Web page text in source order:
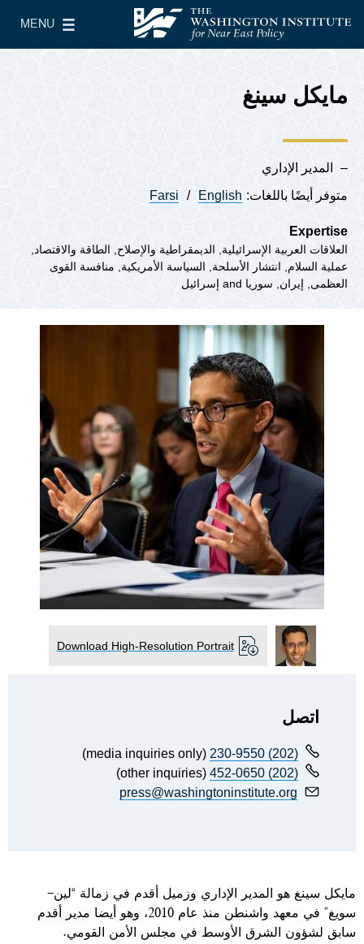
معهد واشنطن لسياسات الشرق الأدنى
MENU
Main Menu
مايكل سينغ
المدير الإداري
متوفر أيضًا باللغات: English
Farsi
Expertise
العلاقات العربية الإسرائيلية الديمقراطية والإصلاح
الطاقة والاقتصاد
عملية السلام
انتشار الأسلحة السياسة الأمريكية
منافسة القوى
العظمى
إيران سوريا إسرائيل
Download High-Resolution Portrait
مايكل سينغ هو المدير الإداري وزميل أقدم في زمالة “لين-
سويغ” في معهد واشنطن منذ عام 2010، وهو أيضا مدير أقدم
سابق لشؤون الشرق الأوسط في مجلس الأمن القومي.
اتصل
(202) 230-9550
(media inquiries only)
(202) 452-0650
(other inquiries)
press@washingtoninstitute.org